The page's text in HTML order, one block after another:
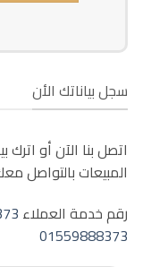
سجل بياناتك الأن
اتصل بنا الآن أو
المبيعات بالتواصل
رقم خدمة العملاء
01559888373